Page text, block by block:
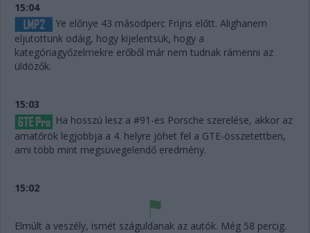
15:04
Ye előnye 43 másodperc Frijns előtt. Alighanem
eljutottunk odáig, hogy kijelentsük, hogy a
kategóriagyőzelmekre erőből már nem tudnak rámenni az
üldözők.
15:03
Ha hosszú lesz a #91-es Porsche szerelése, akkor az
amatőrök legjobbja a 4. helyre jöhet fel a GTE-összetettben,
ami több mint megsüvegelendő eredmény.
15:02
Elmúlt a veszély, ismét száguldanak az autók. Még 58 percig.